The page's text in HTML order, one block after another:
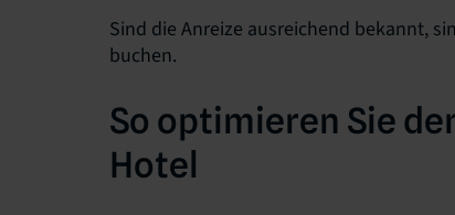
Sind die Anreize ausreichend bekannt,
buchen.
So optimieren Sie
Hotel